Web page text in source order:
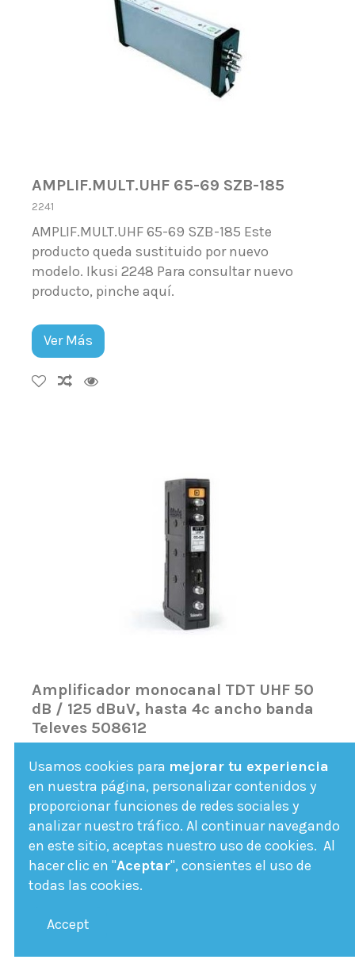
AMPLIF.MULT.UHF 65-69 SZB-185
2241
AMPLIF.MULT.UHF 65-69 SZB-185 Este
producto queda sustituido por nuevo
modelo. Ikusi 2248 Para consultar nuevo
producto, pinche aquí.
Ver Más
Amplificador monocanal TDT UHF 50
dB / 125 dBuV, hasta 4c ancho banda
Televes 508612
Amplificador monocanal/multicanal
especifico TDT referncia 568612 de Televes.
Fuera de stock
137,64 €
Usamos cookies para mejorar tu experiencia
en nuestra página, personalizar contenidos y
proporcionar funciones de redes sociales y
analizar nuestro tráfico. Al continuar navegando
en este sitio, aceptas nuestro uso de cookies. Al
hacer clic en "Aceptar", consientes el uso de
todas las cookies.
Accept